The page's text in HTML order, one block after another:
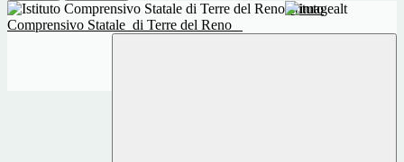
Istituto
Comprensivo Statale di Terre del Reno